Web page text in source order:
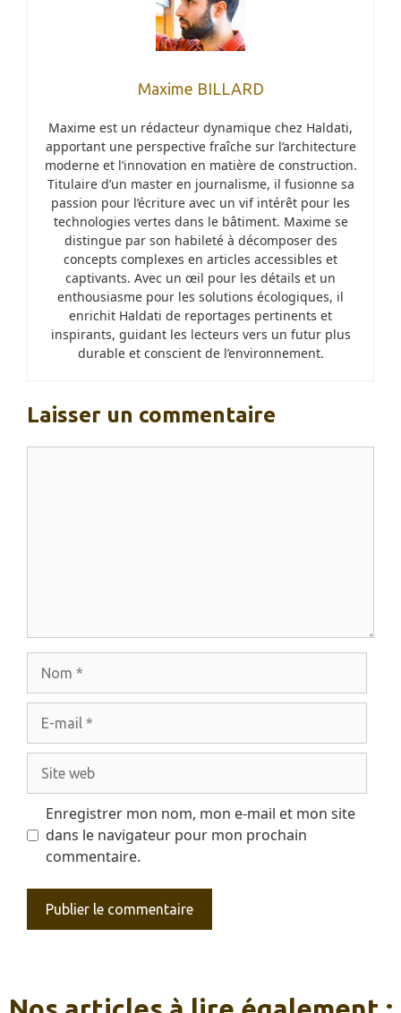
Maxime BILLARD
Maxime est un rédacteur dynamique chez Haldati,
apportant une perspective fraîche sur l’architecture
moderne et l’innovation en matière de construction.
Titulaire d’un master en journalisme, il fusionne sa
passion pour l’écriture avec un vif intérêt pour les
technologies vertes dans le bâtiment. Maxime se
distingue par son habileté à décomposer des
concepts complexes en articles accessibles et
captivants. Avec un œil pour les détails et un
enthousiasme pour les solutions écologiques, il
enrichit Haldati de reportages pertinents et
inspirants, guidant les lecteurs vers un futur plus
durable et conscient de l’environnement.
Laisser un commentaire
mail
web
Enregistrer mon nom, mon e-mail et mon site
dans le navigateur pour mon prochain
commentaire.